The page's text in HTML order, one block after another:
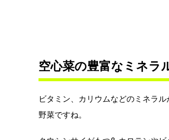
空心菜の豊富なミネラ
ビタミン、カリウムなどのミネラ
野菜ですね。